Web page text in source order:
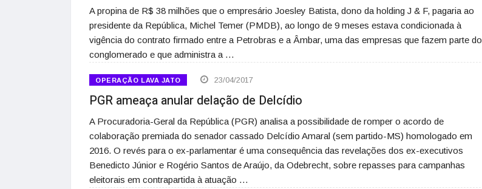
A propina de R$ 38 milhões que o empresário Joesley Batista, dono da holding J & F, pagaria ao
presidente da República, Michel Temer (PMDB), ao longo de 9 meses estava condicionada à
vigência do contrato firmado entre a Petrobras e a Âmbar, uma das empresas que fazem parte do
conglomerado e que administra a …
OPERAÇÃO LAVA JATO 23/04/2017
PGR ameaça anular delação de Delcídio
A Procuradoria-Geral da República (PGR) analisa a possibilidade de romper o acordo de
colaboração premiada do senador cassado Delcídio Amaral (sem partido-MS) homologado em
2016. O revés para o ex-parlamentar é uma consequência das revelações dos ex-executivos
Benedicto Júnior e Rogério Santos de Araújo, da Odebrecht, sobre repasses para campanhas
eleitorais em contrapartida à atuação …